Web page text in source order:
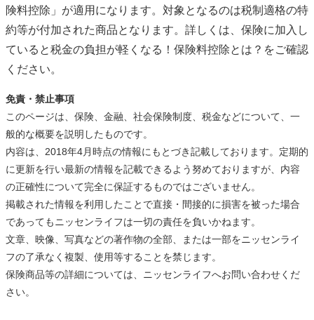
険料控除」が適用になります。対象となるのは税制適格の特
約等が付加された商品となります。詳しくは、 保険に加入し
ていると税金の負担が軽くなる！保険料控除とは？ をご確認
ください。
免責・禁止事項
このページは、保険、金融、社会保険制度、税金などについて、一
般的な概要を説明したものです。
内容は、2018年4月時点の情報にもとづき記載しております。定期的
に更新を行い最新の情報を記載できるよう努めておりますが、内容
の正確性について完全に保証するものではございません。
掲載された情報を利用したことで直接・間接的に損害を被った場合
であってもニッセンライフは一切の責任を負いかねます。
文章、映像、写真などの著作物の全部、または一部をニッセンライ
フの了承なく複製、使用等することを禁じます。
保険商品等の詳細については、ニッセンライフへお問い合わせくだ
さい。